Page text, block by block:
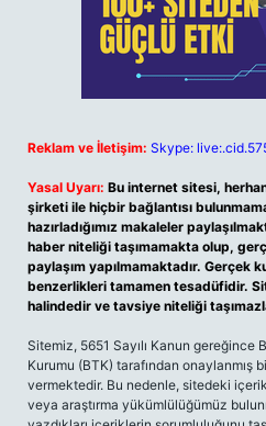
Reklam ve İletişim: Skype:
Yasal Uyarı: Bu internet sitesi,
şirketi ile hiçbir bağlantısı
hazırladığımız makaleler
haber niteliği taşımamakta olup,
paylaşım yapılmamaktadır. Gerçek
benzerlikleri tamamen tesadüfidir.
halindedir ve tavsiye niteliği
Sitemiz, 5651 Sayılı Kanun gereğince
Kurumu (BTK) tarafından onaylanmış
vermektedir. Bu nedenle, sitedeki
veya araştırma yükümlülüğümüz